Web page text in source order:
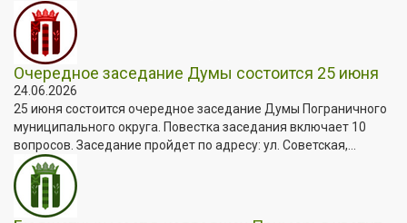
Очередное заседание Думы состоится 25 июня
24.06.2026
25 июня состоится очередное заседание Думы Пограничного
муниципального округа. Повестка заседания включает 10
вопросов. Заседание пройдет по адресу: ул. Советская,...